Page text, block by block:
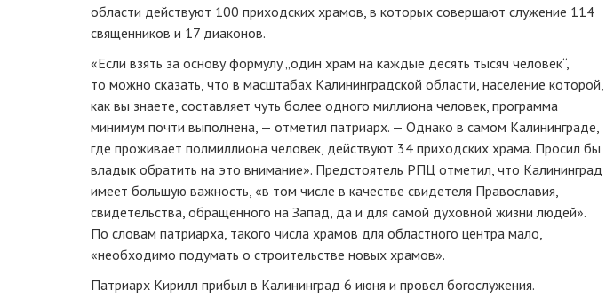
области действуют 100 приходских храмов, в которых совершают служение 114
священников и 17 диаконов.
«Если взять за основу формулу „один храм на каждые десять тысяч человек“,
то можно сказать, что в масштабах Калининградской области, население которой,
как вы знаете, составляет чуть более одного миллиона человек, программа
минимум почти выполнена, — отметил патриарх. — Однако в самом Калининграде,
где проживает полмиллиона человек, действуют 34 приходских храма. Просил бы
владык обратить на это внимание». Предстоятель РПЦ отметил, что Калининград
имеет большую важность, «в том числе в качестве свидетеля Православия,
свидетельства, обращенного на Запад, да и для самой духовной жизни людей».
По словам патриарха, такого числа храмов для областного центра мало,
«необходимо подумать о строительстве новых храмов».
Патриарх Кирилл прибыл в Калининград 6 июня и провел богослужения.